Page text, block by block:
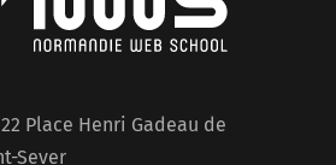
Place Henri Gadeau de
Sever